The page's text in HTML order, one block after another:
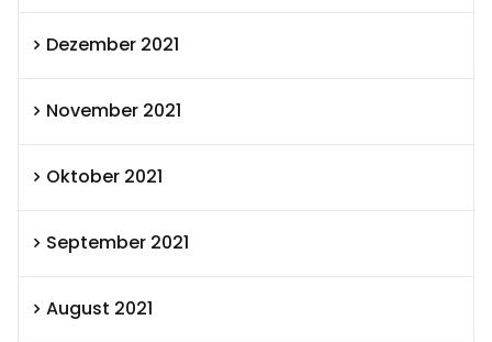
Dezember 2021
November 2021
Oktober 2021
September 2021
August 2021